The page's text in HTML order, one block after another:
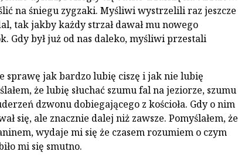
na śniegu zygzaki. Myśliwi wystrzelili raz jeszcze
tak jakby każdy strzał dawał mu nowego
Gdy był już od nas daleko, myśliwi przestali
sprawę jak bardzo lubię ciszę i jak nie lubię
że lubię słuchać szumu fal na jeziorze, szumu
dzwonu dobiegającego z kościoła. Gdy o nim
się, ale znacznie dalej niż zawsze. Pomyślałem, że
wydaje mi się że czasem rozumiem o czym
mi się smutno.